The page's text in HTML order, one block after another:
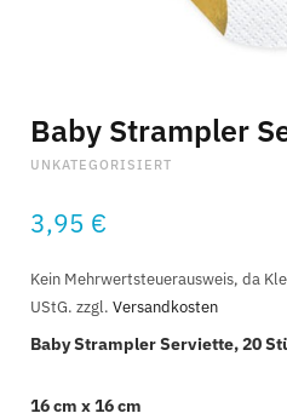
Baby Strampler
UNKATEGORISIERT
3,95 €
Kein Mehrwertsteuerausweis, da
UStG. zzgl. Versandkosten
Baby Strampler Serviette, 20
16 cm x 16 cm